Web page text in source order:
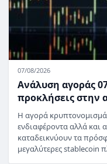
07/08/2026
Ανάλυση αγοράς
προκλήσεις στην
Η αγορά
ενδιαφέροντα αλλά και
καταδεικνύουν τα
μεγαλύτερες stablecoin